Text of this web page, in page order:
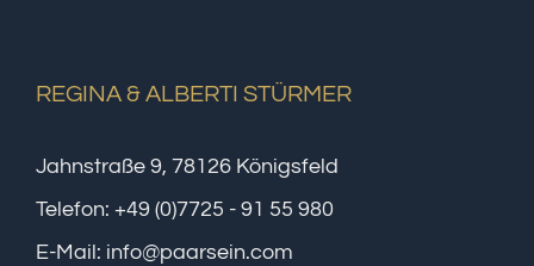
REGINA & ALBERTI STÜRMER
Jahnstraße 9, 78126 Königsfeld
Telefon: +49 (0)7725 - 91 55 980
E-Mail: info@paarsein.com